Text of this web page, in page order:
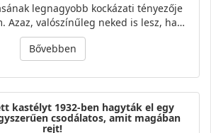
legnagyobb kockázati tényezője
Azaz, valószínűleg neked is lesz, ha…
Bővebben
kastélyt 1932-ben hagyták el egy
csodálatos, amit magában
rejt!